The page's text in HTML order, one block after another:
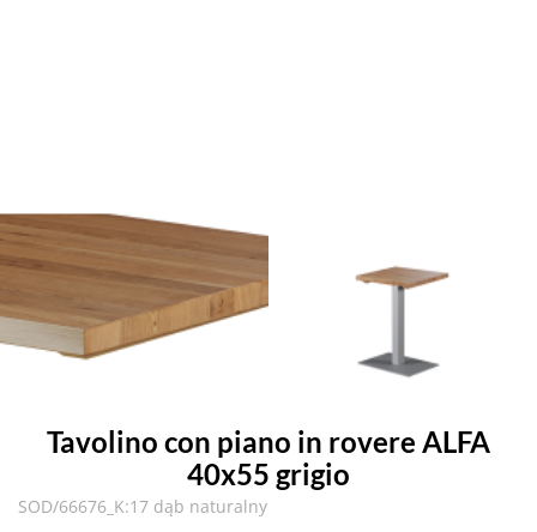
Tavolino con piano in rovere ALFA
40x55 grigio
SOD/66676_K:17 dąb naturalny